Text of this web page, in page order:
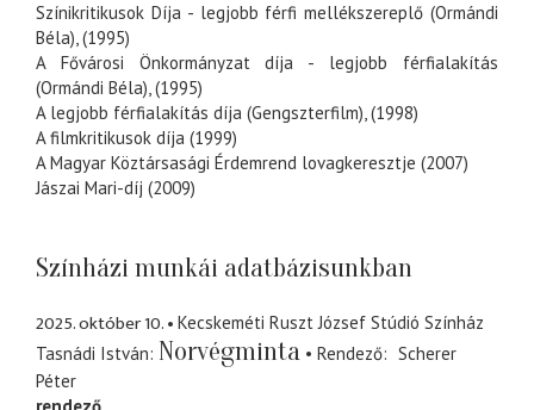
Színikritikusok Díja - legjobb férfi mellékszereplő (Ormándi
Béla), (1995)
A Fővárosi Önkormányzat díja - legjobb férfialakítás
(Ormándi Béla), (1995)
A legjobb férfialakítás díja (Gengszterfilm), (1998)
A filmkritikusok díja (1999)
A Magyar Köztársasági Érdemrend lovagkeresztje (2007)
Jászai Mari-díj (2009)
Színházi munkái adatbázisunkban
2025. október 10.
Kecskeméti Ruszt József Stúdió Színház
Tasnádi István Norvégminta Rendező
Scherer
Péter